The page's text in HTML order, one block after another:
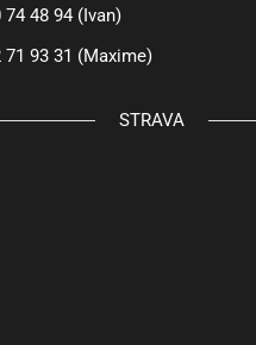
74 48 94 (Ivan)
71 93 31 (Maxime)
STRAVA